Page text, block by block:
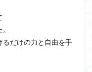
るだけの力と自由を手